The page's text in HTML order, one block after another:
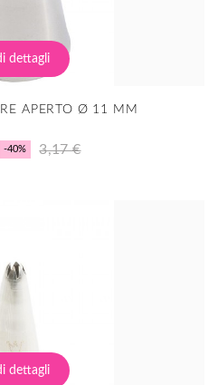
dettagli
APERTO Ø 11 MM
-40% 3,17 €
dettagli